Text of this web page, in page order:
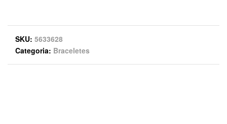
SKU 5633628
Categoria Braceletes